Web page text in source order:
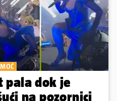
pala dok je
na pozornici